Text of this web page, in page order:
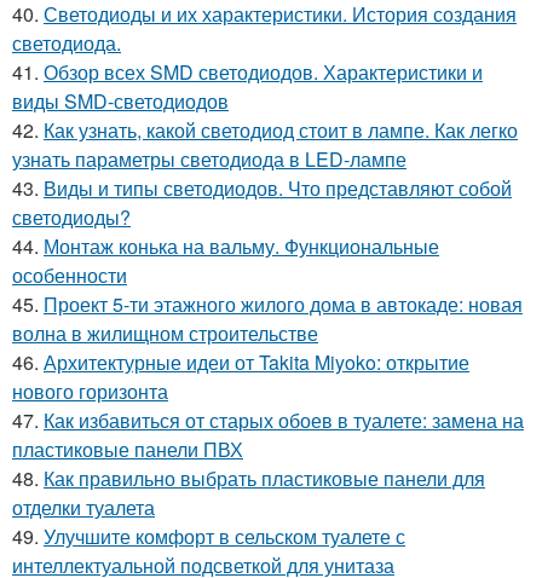
40. Светодиоды и их характеристики. История создания
светодиода.
41. Обзор всех SMD светодиодов. Характеристики и
виды SMD-светодиодов
42. Как узнать, какой светодиод стоит в лампе. Как легко
узнать параметры светодиода в LED-лампе
43. Виды и типы светодиодов. Что представляют собой
светодиоды?
44. Монтаж конька на вальму. Функциональные
особенности
45. Проект 5-ти этажного жилого дома в автокаде: новая
волна в жилищном строительстве
46. Архитектурные идеи от Takita Miyoko: открытие
нового горизонта
47. Как избавиться от старых обоев в туалете: замена на
пластиковые панели ПВХ
48. Как правильно выбрать пластиковые панели для
отделки туалета
49. Улучшите комфорт в сельском туалете с
интеллектуальной подсветкой для унитаза